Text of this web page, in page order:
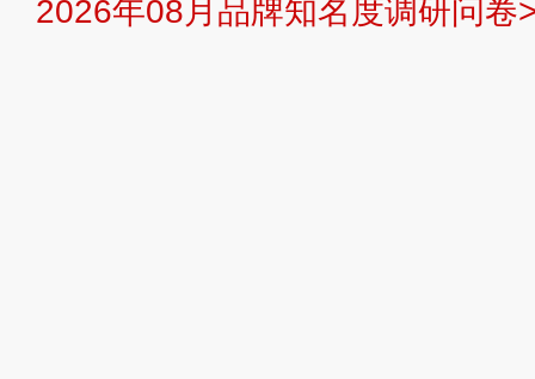
2026年08月品牌知名度调研问卷